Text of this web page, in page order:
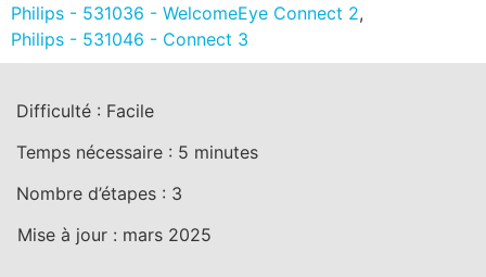
Philips - 531036 - WelcomeEye Connect 2,
Philips - 531046 - Connect 3
Difficulté : Facile
Temps nécessaire : 5 minutes
Nombre d’étapes : 3
Mise à jour : mars 2025